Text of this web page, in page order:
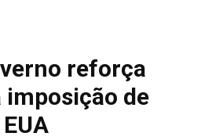
reforça
imposição de